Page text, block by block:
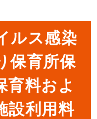
ルス感染
保育所保
育料およ
設利用料